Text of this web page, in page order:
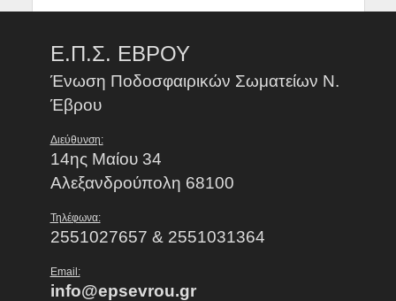
Ε.Π.Σ. ΕΒΡΟΥ
Ένωση Ποδοσφαιρικών Σωματείων Ν.
Έβρου
Διεύθυνση:
14ης Μαίου 34
Αλεξανδρούπολη 68100
Τηλέφωνα:
2551027657 & 2551031364
Email:
info@epsevrou.gr